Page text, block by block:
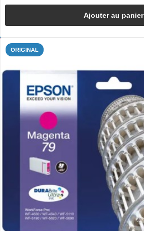
Ajouter au panier
ORIGINAL